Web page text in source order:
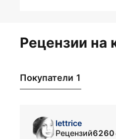
Рецензии на
Покупатели 1
lettrice
Рецензий6260